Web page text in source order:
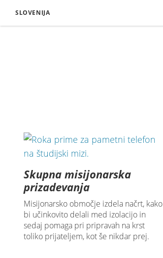
SLOVENIJA
Skupna misijonarska
prizadevanja
Misijonarsko območje izdela načrt, kako
bi učinkovito delali med izolacijo in
sedaj pomaga pri pripravah na krst
toliko prijateljem, kot še nikdar prej.